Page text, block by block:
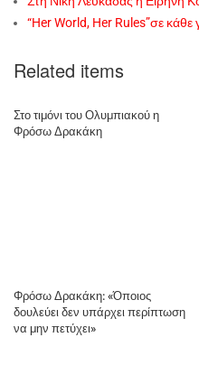
“Her World, Her Rules”σε κάθε
Related items
Στο τιμόνι του Ολυμπιακού η
Φρόσω Δρακάκη
Φρόσω Δρακάκη: «Όποιος
δουλεύει δεν υπάρχει περίπτωση
να μην πετύχει»